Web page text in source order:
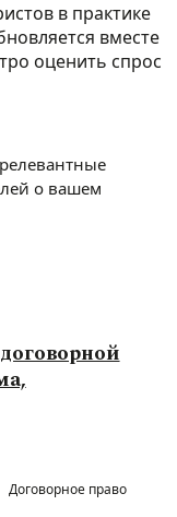
в практике
вместе
оценить спрос
о вашем
Договорное право